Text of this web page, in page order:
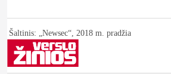
Šaltinis: „Newsec“, 2018 m. pradžia